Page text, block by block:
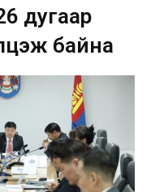
дугаар
байна